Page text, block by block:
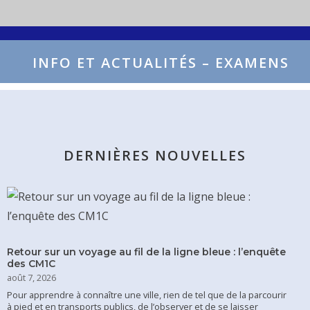
INFO ET ACTUALITÉS – EXAMENS
DERNIÈRES NOUVELLES
Retour sur un voyage au fil de la ligne bleue : l’enquête
des CM1C
août 7, 2026
Pour apprendre à connaître une ville, rien de tel que de la parcourir
à pied et en transports publics, de l’observer et de se laisser